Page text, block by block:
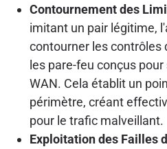
Contournement des
imitant un pair légitime,
contourner les contrôles
les pare-feu conçus
WAN. Cela établit un
périmètre, créant
pour le trafic malveillant.
Exploitation des Failles